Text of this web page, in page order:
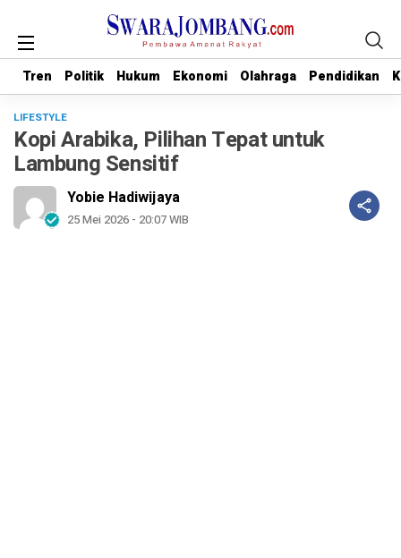
Tren Politik Hukum Ekonomi Olahraga Pendidikan
Tren Politik Hukum Ekonomi Olahraga Pendidikan
LIFESTYLE
Kopi Arabika, Pilihan Tepat untuk
Lambung Sensitif
Yobie Hadiwijaya
25 Mei 2026 - 20:07 WIB